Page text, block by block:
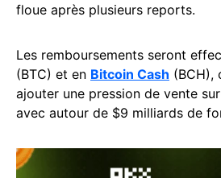
floue après plusieurs reports.
Les remboursements seront
(BTC) et en Bitcoin Cash (BCH),
ajouter une pression de vente
avec autour de $9 milliards de